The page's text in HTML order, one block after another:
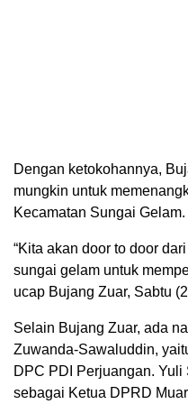
Dengan ketokohannya,
mungkin untuk
Kecamatan Sungai Gelam.
“Kita akan door to door
sungai gelam untuk
ucap Bujang Zuar, Sabtu
Selain Bujang Zuar, ada
Zuwanda-Sawaluddin,
DPC PDI Perjuangan.
sebagai Ketua DPRD